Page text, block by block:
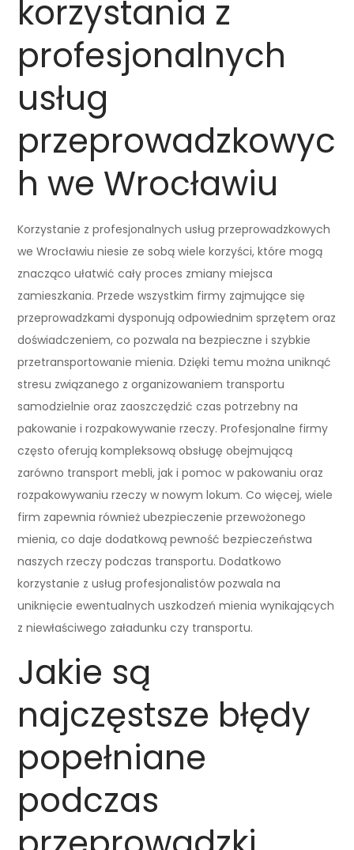
korzystania z
profesjonalnych
usług
przeprowadzkowyc
h we Wrocławiu
Korzystanie z profesjonalnych usług przeprowadzkowych
we Wrocławiu niesie ze sobą wiele korzyści, które mogą
znacząco ułatwić cały proces zmiany miejsca
zamieszkania. Przede wszystkim firmy zajmujące się
przeprowadzkami dysponują odpowiednim sprzętem oraz
doświadczeniem, co pozwala na bezpieczne i szybkie
przetransportowanie mienia. Dzięki temu można uniknąć
stresu związanego z organizowaniem transportu
samodzielnie oraz zaoszczędzić czas potrzebny na
pakowanie i rozpakowywanie rzeczy. Profesjonalne firmy
często oferują kompleksową obsługę obejmującą
zarówno transport mebli, jak i pomoc w pakowaniu oraz
rozpakowywaniu rzeczy w nowym lokum. Co więcej, wiele
firm zapewnia również ubezpieczenie przewożonego
mienia, co daje dodatkową pewność bezpieczeństwa
naszych rzeczy podczas transportu. Dodatkowo
korzystanie z usług profesjonalistów pozwala na
uniknięcie ewentualnych uszkodzeń mienia wynikających
z niewłaściwego załadunku czy transportu.
Jakie są
najczęstsze błędy
popełniane
podczas